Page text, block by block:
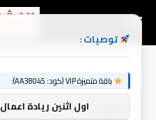
الترتيب
توصيات :
باقة متميزة VIP (كود: AA38045):
اول اثنين ريادة اعمال